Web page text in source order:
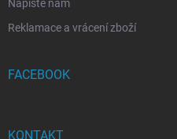
Napište nám
Reklamace a vrácení zboží
FACEBOOK
KONTAKT